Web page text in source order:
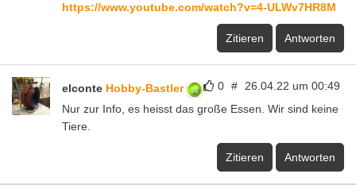
https://www.youtube.com/watch?v=4-ULWv7HR8M
Zitieren Antworten
0 # 26.04.22 um 00:49
elconte Hobby-Bastler
Nur zur Info, es heisst das große Essen. Wir sind keine
Tiere.
Zitieren Antworten